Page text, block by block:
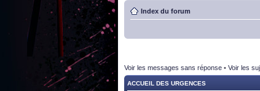
Index du forum
Voir les messages sans réponse • Voir les
ACCUEIL DES URGENCES